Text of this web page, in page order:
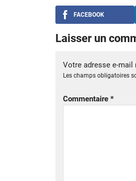
FACEBOOK
Laisser un
Votre adresse e-mail
Les champs obligatoires
Commentaire *